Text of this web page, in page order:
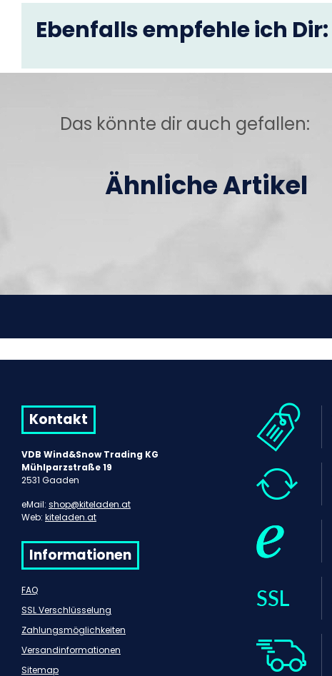
Ebenfalls empfehle ich Dir:
Das könnte dir auch gefallen:
Ähnliche Artikel
Kontakt
VDB Wind&Snow Trading KG
Mühlparzstraße 19
2531 Gaaden
eMail: shop@kiteladen.at
Web: kiteladen.at
Informationen
FAQ
SSL Verschlüsselung
Zahlungsmöglichkeiten
Versandinformationen
Sitemap